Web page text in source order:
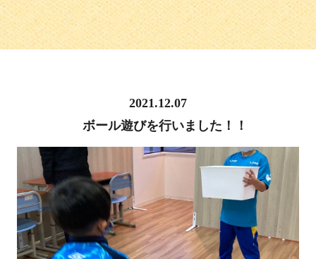
2021.12.07
ボール遊びを行いました！！